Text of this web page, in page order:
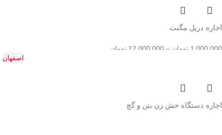
اجاره دریل مگنت
1,000,000 تومان –
12,000,000 تومان
اصفهان
اجاره دستگاه خش زن بتن و گچ